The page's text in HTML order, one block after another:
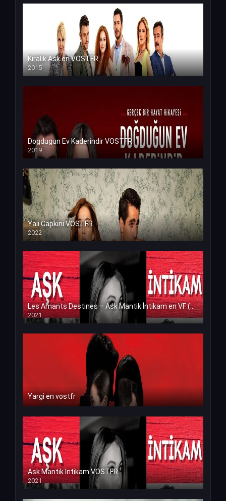
Kiralik Ask en VOSTFR
2015
Dogdugun Ev Kaderindir VOSTFR
2019
Yali Capkini VOSTFR
2022
Les Amants Destines – Ask Mantik İntikam en VF (Voix Francaise)
2021
Yargi en vostfr
Ask Mantik İntikam VOSTFR
2021